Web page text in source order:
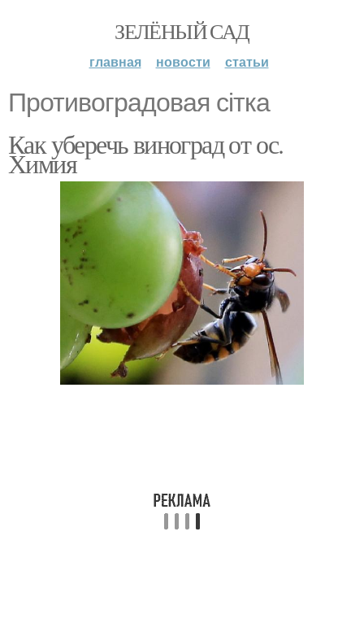
ЗЕЛЁНЫЙ САД
главная новости статьи
Противоградовая сітка
Как уберечь виноград от ос.
Химия